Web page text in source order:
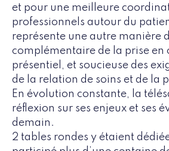
et pour une meilleure
professionnels autour du
représente une autre manière
complémentaire de la prise en
présentiel, et soucieuse des
de la relation de soins et de la
En évolution constante, la
réflexion sur ses enjeux et ses
demain.
2 tables rondes y étaient